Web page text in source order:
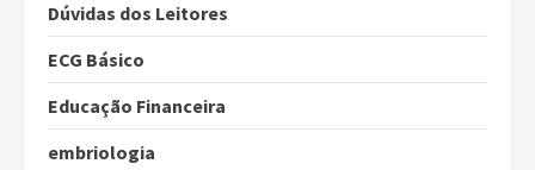
Dúvidas dos Leitores
ECG Básico
Educação Financeira
embriologia